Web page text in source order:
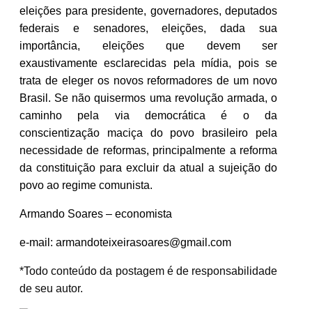
eleições para presidente, governadores, deputados
federais e senadores, eleições, dada sua
importância, eleições que devem ser
exaustivamente esclarecidas pela mídia, pois se
trata de eleger os novos reformadores de um novo
Brasil. Se não quisermos uma revolução armada, o
caminho pela via democrática é o da
conscientização maciça do povo brasileiro pela
necessidade de reformas, principalmente a reforma
da constituição para excluir da atual a sujeição do
povo ao regime comunista.
Armando Soares – economista
e-mail: armandoteixeirasoares@gmail.com
*Todo conteúdo da postagem é de responsabilidade
de seu autor.